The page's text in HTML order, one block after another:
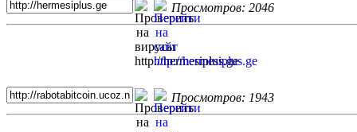
Просмотров: 2046
Просмотров: 1943